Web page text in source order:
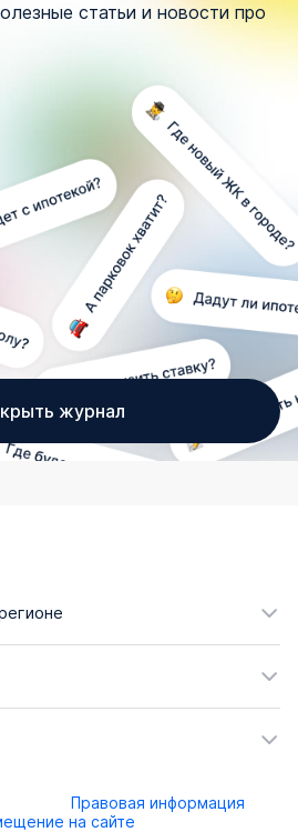
статьи и новости про
журнал
Правовая информация
на сайте